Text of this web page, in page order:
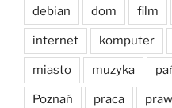
debian dom film
internet komputer
miasto muzyka
Poznań praca